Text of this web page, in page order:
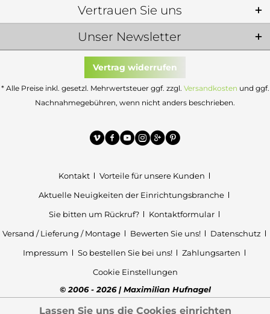
Unser Newsletter
Vertrauen Sie uns
Vertrag widerrufen
* Alle Preise inkl. gesetzl. Mehrwertsteuer ggf. zzgl. Versandkosten und ggf.
Nachnahmegebühren, wenn nicht anders beschrieben.
Kontakt
Vorteile für unsere Kunden
Aktuelle Neuigkeiten der Einrichtungsbranche
Sie bitten um Rückruf?
Kontaktformular
Versand / Lieferung / Montage
Bewerten Sie uns!
Datenschutz
Impressum
So bestellen Sie bei uns!
Zahlungsarten
Cookie Einstellungen
© 2006 - 2026 | Maximilian Hufnagel
Lassen Sie uns die Cookies einrichten